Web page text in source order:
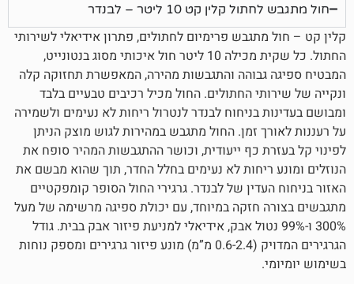
קט 10 ליטר – לבנדר
פרימיום לחתולים, פתרון אידיאלי לשירותי
החתול. כל שקית מכילה 10 ליטר חול איכותי מסוג בנטונייט,
והתגבשות מהירה, המאפשרת תחזוקה קלה
החתולים. החול מכיל רכיבים טבעיים בלבד
בניחוח לבנדר לנטרול ריחות לא נעימים ולשמירה
זמן. החול מתגבש במהירות לגוש מוצק הניתן
כף ייעודית, וכושר ההתגבשות המהיר סופח את
לא נעימים בחלל החדר, תוך שהוא מבשם את
של לבנדר. גרגירי החול הסופר קומפקטיים
חזקה במיוחד, עם יכולת ספיגה מרשימה של מעל
ו-99% נטול אבק, אידיאלי למניעת פיזור אבק בבית. גודל
הגרגירים המדויק (0.6-2.4 מ”מ) מונע פיזור גרגירים ומספק נוחות